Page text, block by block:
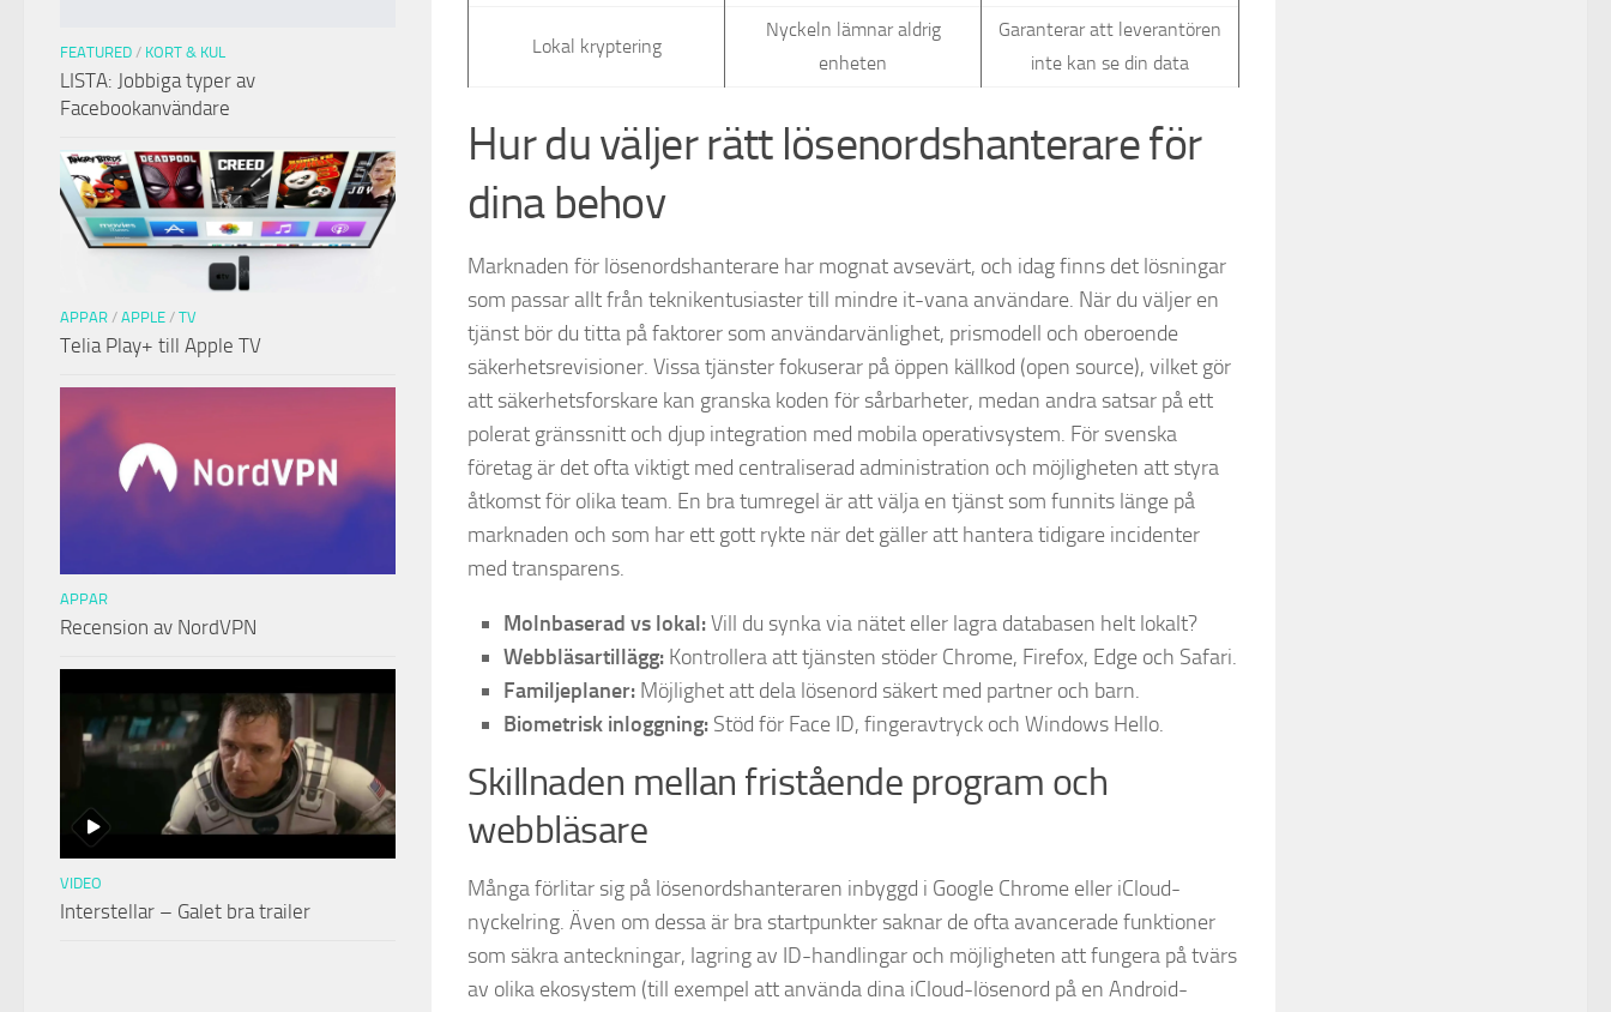
Lokal kryptering
Nyckeln lämnar aldrig
enheten
Garanterar att leverantören
inte kan se din data
Hur du väljer rätt lösenordshanterare för
dina behov
Marknaden för lösenordshanterare har mognat avsevärt, och idag finns det lösningar
som passar allt från teknikentusiaster till mindre it-vana användare. När du väljer en
tjänst bör du titta på faktorer som användarvänlighet, prismodell och oberoende
säkerhetsrevisioner. Vissa tjänster fokuserar på öppen källkod (open source), vilket gör
att säkerhetsforskare kan granska koden för sårbarheter, medan andra satsar på ett
polerat gränssnitt och djup integration med mobila operativsystem. För svenska
företag är det ofta viktigt med centraliserad administration och möjligheten att styra
åtkomst för olika team. En bra tumregel är att välja en tjänst som funnits länge på
marknaden och som har ett gott rykte när det gäller att hantera tidigare incidenter
med transparens.
Molnbaserad vs lokal:Vill du synka via nätet eller lagra databasen helt lokalt?
Webbläsartillägg: Kontrollera att tjänsten stöder Chrome, Firefox, Edge och Safari.
Familjeplaner: Möjlighet att dela lösenord säkert med partner och barn.
Biometrisk inloggning: Stöd för Face ID, fingeravtryck och Windows Hello.
Skillnaden mellan fristående program och
webbläsare
Många förlitar sig på lösenordshanteraren inbyggd i Google Chrome eller iCloud-
nyckelring. Även om dessa är bra startpunkter saknar de ofta avancerade funktioner
som säkra anteckningar, lagring av ID-handlingar och möjligheten att fungera på tvärs
av olika ekosystem (till exempel att använda dina iCloud-lösenord på en Android-
FEATURED / KORT & KUL
LISTA: Jobbiga typer av
Facebookanvändare
APPAR / APPLE / TV
Telia Play+ till Apple TV
APPAR
Recension av NordVPN
VIDEO
Interstellar – Galet bra trailer